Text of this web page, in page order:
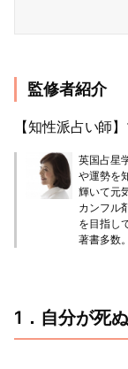
監修者紹介
【知性派占い師
英国占星
や運勢を
輝いて元
カンフル
を目指し
著書多数。
1．自分が死